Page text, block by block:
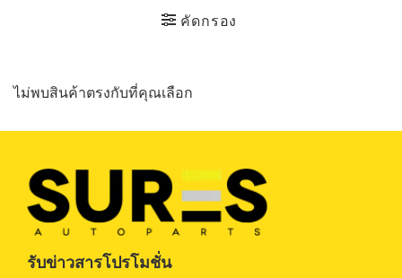
คัดกรอง
ไม่พบสินค้าตรงกับที่คุณเลือก
รับข่าวสารโปรโมชั่น